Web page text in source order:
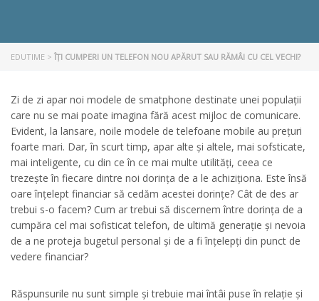
EDUTIME > ÎȚI CUMPERI UN TELEFON NOU APĂRUT SAU RĂMÂI CU CEL VECHI?
Zi de zi apar noi modele de smatphone destinate unei populații
care nu se mai poate imagina fără acest mijloc de comunicare.
Evident, la lansare, noile modele de telefoane mobile au prețuri
foarte mari. Dar, în scurt timp, apar alte și altele, mai sofsticate,
mai inteligente, cu din ce în ce mai multe utilități, ceea ce
trezește în fiecare dintre noi dorința de a le achiziționa. Este însă
oare înțelept financiar să cedăm acestei dorințe? Cât de des ar
trebui s-o facem? Cum ar trebui să discernem între dorința de a
cumpăra cel mai sofisticat telefon, de ultimă generație și nevoia
de a ne proteja bugetul personal și de a fi înțelepți din punct de
vedere financiar?
Răspunsurile nu sunt simple și trebuie mai întâi puse în relație și